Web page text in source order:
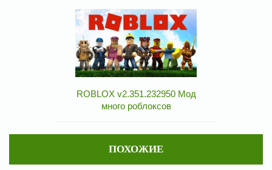
ROBLOX v2.351.232950 Мод
много роблоксов
ПОХОЖИЕ